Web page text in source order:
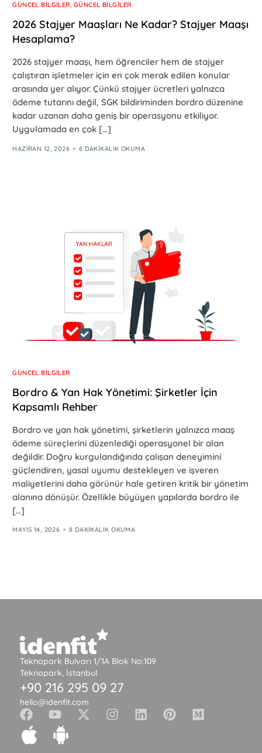
GÜNCEL BILGILER, GÜNCEL BILGILER
2026 Stajyer Maaşları Ne Kadar? Stajyer Maaşı
Hesaplama?
2026 stajyer maaşı, hem öğrenciler hem de stajyer
çalıştıran işletmeler için en çok merak edilen konular
arasında yer alıyor. Çünkü stajyer ücretleri yalnızca
ödeme tutarını değil, SGK bildiriminden bordro düzenine
kadar uzanan daha geniş bir operasyonu etkiliyor.
Uygulamada en çok […]
HAZIRAN 12, 2026 6 DAKIKALIK OKUMA
GÜNCEL BILGILER
Bordro & Yan Hak Yönetimi: Şirketler İçin
Kapsamlı Rehber
Bordro ve yan hak yönetimi, şirketlerin yalnızca maaş
ödeme süreçlerini düzenlediği operasyonel bir alan
değildir. Doğru kurgulandığında çalışan deneyimini
güçlendiren, yasal uyumu destekleyen ve işveren
maliyetlerini daha görünür hale getiren kritik bir yönetim
alanına dönüşür. Özellikle büyüyen yapılarda bordro ile
[…]
MAYIS 14, 2026 8 DAKIKALIK OKUMA
Teknopark Bulvarı 1/1A Blok No:109
Teknopark, İstanbul
+90 216 295 09 27
hello@idenfit.com